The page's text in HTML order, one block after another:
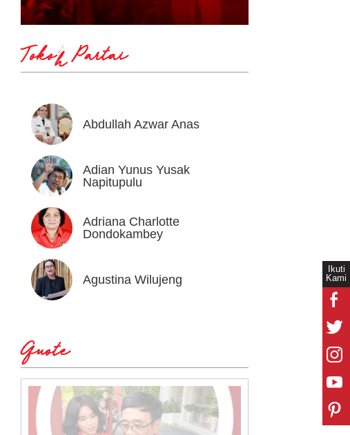
Ikuti
Kami
Tokoh Partai
Abdullah Azwar Anas
Adian Yunus Yusak
Napitupulu
Adriana Charlotte
Dondokambey
Agustina Wilujeng Andi
Quote